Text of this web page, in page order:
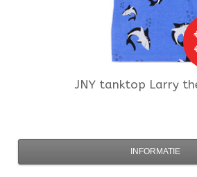
JNY tanktop Larry
INFORMATIE